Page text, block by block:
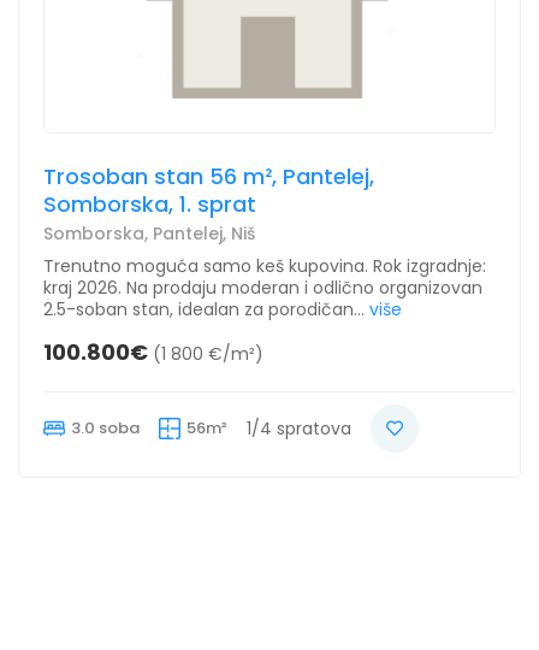
Trosoban stan 56 m², Pantelej,
Somborska, 1. sprat
Somborska, Pantelej, Niš
Trenutno moguća samo keš kupovina. Rok izgradnje:
kraj 2026. Na prodaju moderan i odlično organizovan
2.5-soban stan, idealan za porodičan... više
100.800€ (1 800 €/m²)
3.0 soba 56m² 1/4 spratova